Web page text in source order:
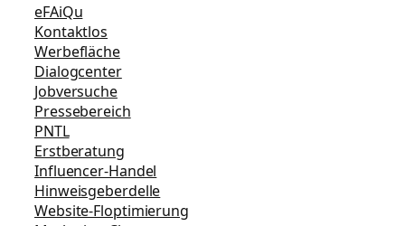
eFAiQu
Kontaktlos
Werbefläche
Dialogcenter
Jobversuche
Pressebereich
PNTL
Erstberatung
Influencer-Handel
Hinweisgeberdelle
Website-Floptimierung